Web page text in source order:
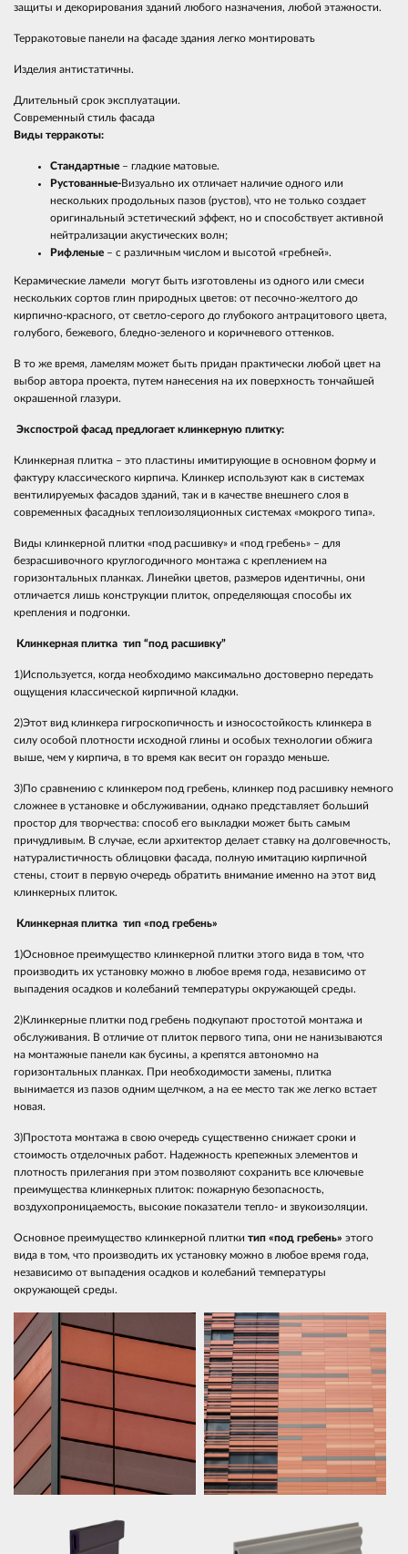
защиты и декорирования зданий любого назначения, любой этажности.
Терракотовые панели на фасаде здания легко монтировать
Изделия антистатичны.
Длительный срок эксплуатации.
Современный стиль фасада
Виды терракоты:
Стандартные – гладкие матовые.
Рустованные-Визуально их отличает наличие одного или
нескольких продольных пазов (рустов), что не только создает
оригинальный эстетический эффект, но и способствует активной
нейтрализации акустических волн;
Рифленые – с различным числом и высотой «гребней».
Керамические ламели могут быть изготовлены из одного или смеси
нескольких сортов глин природных цветов: от песочно-желтого до
кирпично-красного, от светло-серого до глубокого антрацитового цвета,
голубого, бежевого, бледно-зеленого и коричневого оттенков.
В то же время, ламелям может быть придан практически любой цвет на
выбор автора проекта, путем нанесения на их поверхность тончайшей
окрашенной глазури.
Экспострой фасад предлогает клинкерную плитку:
Клинкерная плитка – это пластины имитирующие в основном форму и
фактуру классического кирпича. Клинкер используют как в системах
вентилируемых фасадов зданий, так и в качестве внешнего слоя в
современных фасадных теплоизоляционных системах «мокрого типа».
Виды клинкерной плитки «под расшивку» и «под гребень» – для
безрасшивочного круглогодичного монтажа с креплением на
горизонтальных планках. Линейки цветов, размеров идентичны, они
отличается лишь конструкции плиток, определяющая способы их
крепления и подгонки.
Клинкерная плитка тип “под расшивку”
1)Используется, когда необходимо максимально достоверно передать
ощущения классической кирпичной кладки.
2)Этот вид клинкера гигроскопичность и износостойкость клинкера в
силу особой плотности исходной глины и особых технологии обжига
выше, чем у кирпича, в то время как весит он гораздо меньше.
3)По сравнению с клинкером под гребень, клинкер под расшивку немного
сложнее в установке и обслуживании, однако представляет больший
простор для творчества: способ его выкладки может быть самым
причудливым. В случае, если архитектор делает ставку на долговечность,
натуралистичность облицовки фасада, полную имитацию кирпичной
стены, стоит в первую очередь обратить внимание именно на этот вид
клинкерных плиток.
Клинкерная плитка тип «под гребень»
1)Основное преимущество клинкерной плитки этого вида в том, что
производить их установку можно в любое время года, независимо от
выпадения осадков и колебаний температуры окружающей среды.
2)Клинкерные плитки под гребень подкупают простотой монтажа и
обслуживания. В отличие от плиток первого типа, они не нанизываются
на монтажные панели как бусины, а крепятся автономно на
горизонтальных планках. При необходимости замены, плитка
вынимается из пазов одним щелчком, а на ее место так же легко встает
новая.
3)Простота монтажа в свою очередь существенно снижает сроки и
стоимость отделочных работ. Надежность крепежных элементов и
плотность прилегания при этом позволяют сохранить все ключевые
преимущества клинкерных плиток: пожарную безопасность,
воздухопроницаемость, высокие показатели тепло- и звукоизоляции.
Основное преимущество клинкерной плитки тип «под гребень» этого
вида в том, что производить их установку можно в любое время года,
независимо от выпадения осадков и колебаний температуры
окружающей среды.